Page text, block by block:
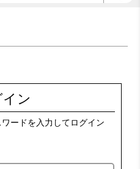
イン
ードを入力してログイン